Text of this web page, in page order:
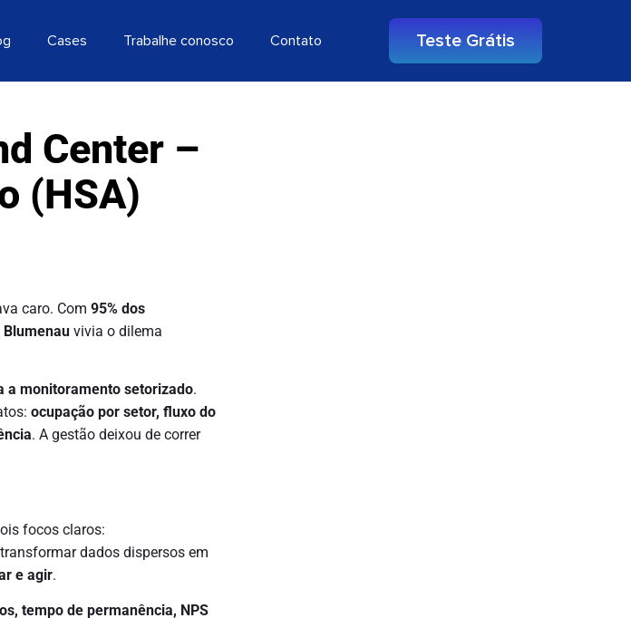
Cases Trabalhe conosco Contato Teste Grátis
Center –
(HSA)
caro. Com 95% dos
vivia o dilema
a monitoramento setorizado.
ocupação por setor, fluxo do
. A gestão deixou de correr
focos claros:
dados dispersos em
e agir.
tempo de permanência, NPS